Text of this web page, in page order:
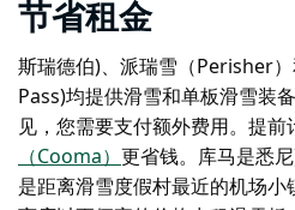
节省租金
斯瑞德伯)、派瑞雪（Perisher
Pass)均提供滑雪和单板滑雪装
见，您需要支付额外费用。提前
（Cooma） 更省钱。库马是悉
是距离滑雪度假村最近的机场